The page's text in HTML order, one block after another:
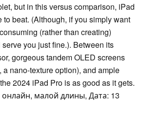
but in this versus comparison, iPad
to beat. (Although, if you simply want
(rather than creating)
you just fine.). Between its
gorgeous tandem OLED screens
a nano-texture option), and ample
2024 iPad Pro is as good as it gets.
малой длины, Дата: 13